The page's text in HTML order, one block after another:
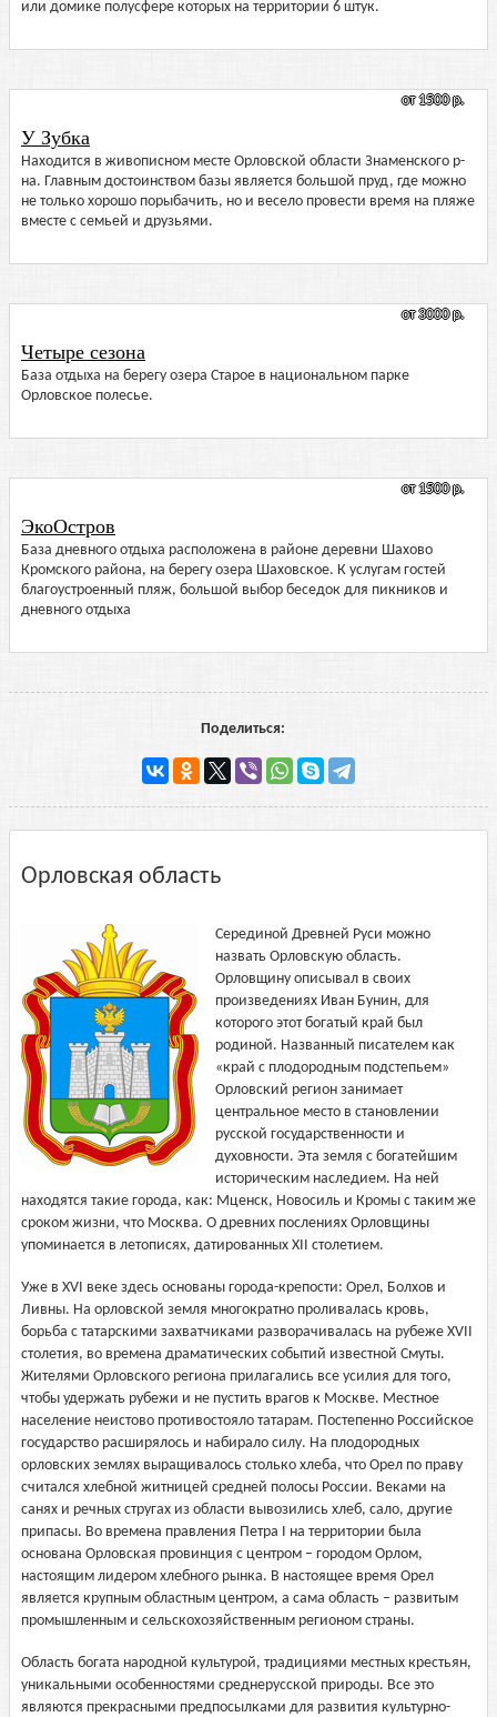
или домике полусфере которых на территории 6 штук.
от 1500 р.
У Зубка
Находится в живописном месте Орловской области Знаменского р-
на. Главным достоинством базы является большой пруд, где можно
не только хорошо порыбачить, но и весело провести время на пляже
вместе с семьей и друзьями.
от 3000 р.
Четыре сезона
База отдыха на берегу озера Старое в национальном парке
Орловское полесье.
от 1500 р.
ЭкоОстров
База дневного отдыха расположена в районе деревни Шахово
Кромского района, на берегу озера Шаховское. К услугам гостей
благоустроенный пляж, большой выбор беседок для пикников и
дневного отдыха
Поделиться:
Орловская область
Серединой Древней Руси можно
назвать Орловскую область.
Орловщину описывал в своих
произведениях Иван Бунин, для
которого этот богатый край был
родиной. Названный писателем как
«край с плодородным подстепьем»
Орловский регион занимает
центральное место в становлении
русской государственности и
духовности. Эта земля с богатейшим
историческим наследием. На ней
находятся такие города, как: Мценск, Новосиль и Кромы с таким же
сроком жизни, что Москва. О древних послениях Орловщины
упоминается в летописях, датированных XII столетием.
Уже в XVI веке здесь основаны города-крепости: Орел, Болхов и
Ливны. На орловской земля многократно проливалась кровь,
борьба с татарскими захватчиками разворачивалась на рубеже ХVII
столетия, во времена драматических событий известной Смуты.
Жителями Орловского региона прилагались все усилия для того,
чтобы удержать рубежи и не пустить врагов к Москве. Местное
население неистово противостояло татарам. Постепенно Российское
государство расширялось и набирало силу. На плодородных
орловских землях выращивалось столько хлеба, что Орел по праву
считался хлебной житницей средней полосы России. Веками на
санях и речных стругах из области вывозились хлеб, сало, другие
припасы. Во времена правления Петра I на территории была
основана Орловская провинция с центром – городом Орлом,
настоящим лидером хлебного рынка. В настоящее время Орел
является крупным областным центром, а сама область – развитым
промышленным и сельскохозяйственным регионом страны.
Область богата народной культурой, традициями местных крестьян,
уникальными особенностями среднерусской природы. Все это
являются прекрасными предпосылками для развития культурно-